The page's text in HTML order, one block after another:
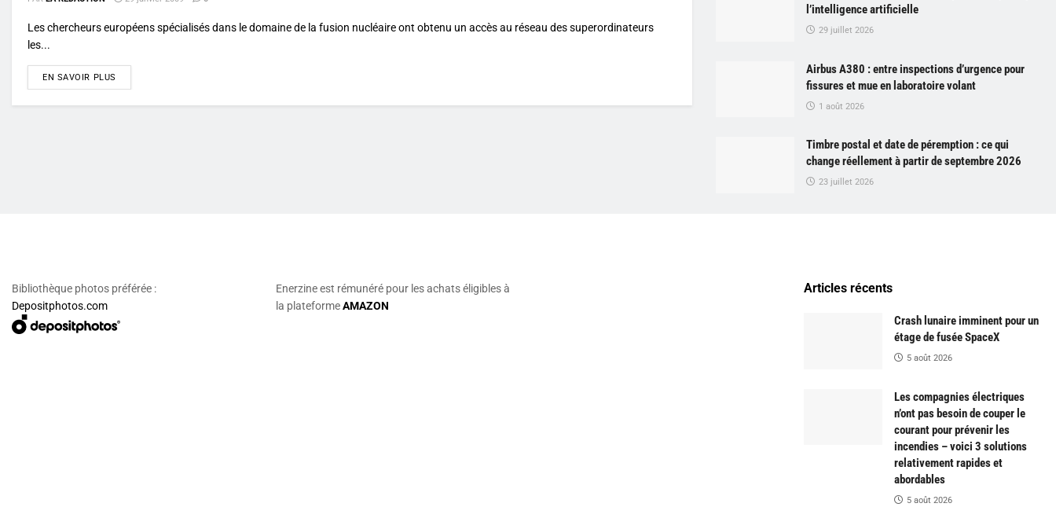
Les chercheurs européens spécialisés dans le domaine de la fusion nucléaire ont obtenu un accès au réseau des superordinateurs
les...
EN SAVOIR PLUS
l’intelligence artificielle
29 juillet 2026
Airbus A380 : entre inspections d’urgence pour
fissures et mue en laboratoire volant
1 août 2026
Timbre postal et date de péremption : ce qui
change réellement à partir de septembre 2026
23 juillet 2026
Bibliothèque photos préférée :
Depositphotos.com
Enerzine est rémunéré pour les achats éligibles à
la plateformeAMAZON
Articles récents
Crash lunaire imminent pour un
étage de fusée SpaceX
5 août 2026
Les compagnies électriques
n’ont pas besoin de couper le
courant pour prévenir les
incendies – voici 3 solutions
relativement rapides et
abordables
5 août 2026